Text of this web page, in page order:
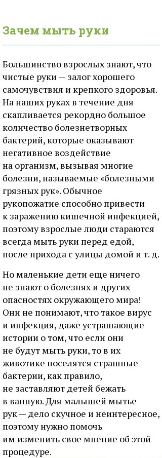
Зачем мыть руки
Большинство взрослых знают, что
чистые руки — залог хорошего
самочувствия и крепкого здоровья.
На наших руках в течение дня
скапливается рекордно большое
количество болезнетворных
бактерий, которые оказывают
негативное воздействие
на организм, вызывая многие
болезни, называемые «болезными
грязных рук». Обычное
рукопожатие способно привести
к заражению кишечной инфекцией,
поэтому взрослые люди стараются
всегда мыть руки перед едой,
после прихода с улицы домой и т. д.
Но маленькие дети еще ничего
не знают о болезнях и других
опасностях окружающего мира!
Они не понимают, что такое вирус
и инфекция, даже устрашающие
истории о том, что если они
не будут мыть руки, то в их
животике поселятся страшные
бактерии, как правило,
не заставляют детей бежать
в ванную. Для малышей мытье
рук — дело скучное и неинтересное,
поэтому нужно помочь
им изменить свое мнение об этой
процедуре.